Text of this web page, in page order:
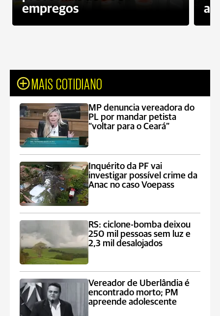
empregos
MAIS COTIDIANO
MP denuncia vereadora do
PL por mandar petista
“voltar para o Ceará”
Inquérito da PF vai
investigar possível crime da
Anac no caso Voepass
RS: ciclone-bomba deixou
250 mil pessoas sem luz e
2,3 mil desalojados
Vereador de Uberlândia é
encontrado morto; PM
apreende adolescente